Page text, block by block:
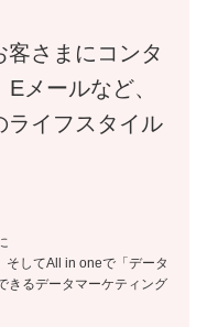
客さまにコンタ
メールなど、
ライフスタイル
してAll in oneで「データ
きるデータマーケティング